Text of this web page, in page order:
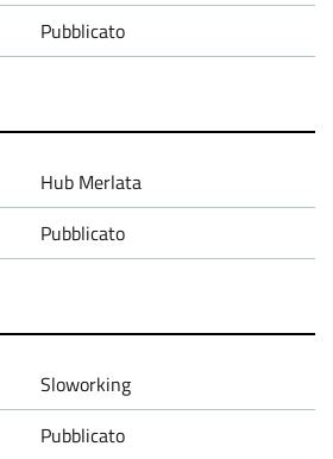
Pubblicato
Hub Merlata
Pubblicato
Sloworking
Pubblicato